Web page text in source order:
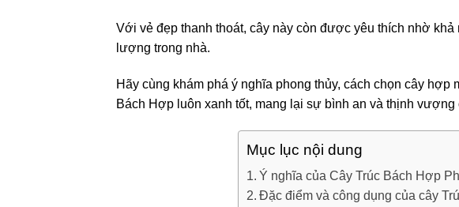
Với vẻ đẹp thanh thoát, cây này còn được yêu thích nhờ
lượng trong nhà.
Hãy cùng khám phá ý nghĩa phong thủy, cách chọn cây hợp
Bách Hợp luôn xanh tốt, mang lại sự bình an và thịnh vượng
Mục lục nội dung
Ý nghĩa của Cây Trúc Bách Hợp
Đặc điểm và công dụng của cây